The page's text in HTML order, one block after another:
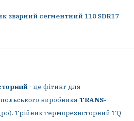
зварний сегментний 110 SDR17
- це фітинг для
виробника TRANS-
Трійник терморезисторний TQ